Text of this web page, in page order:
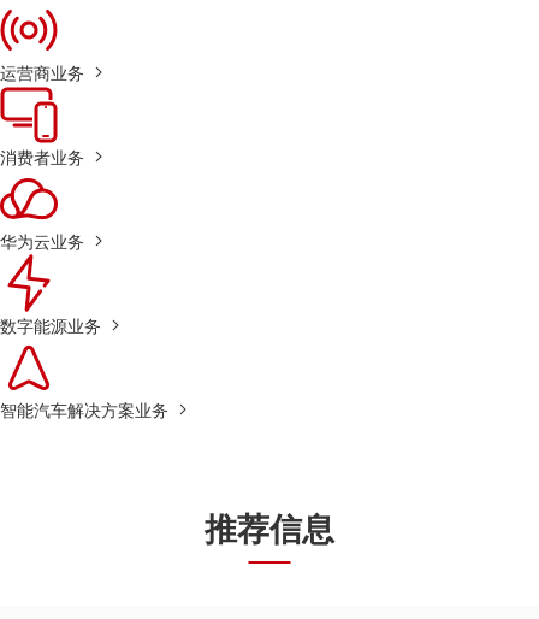
运营商业务
消费者业务
华为云业务
数字能源业务
智能汽车解决方案业务
推荐信息